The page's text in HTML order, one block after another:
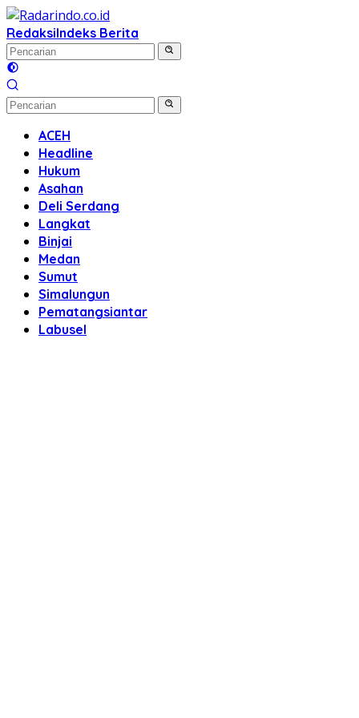
Langsung
ke
konten
RedaksiIndeks Berita
ACEH
Headline
Hukum
Asahan
Deli Serdang
Langkat
Binjai
Medan
Sumut
Simalungun
Pematangsiantar
Labusel